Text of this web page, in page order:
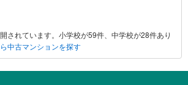
されています。小学校が59件、中学校が28件あり
中古マンションを探す